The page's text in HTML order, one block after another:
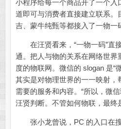
小程序给每一个商品开了一个入
道即可与消费者直接建立联系。
吉、蒙牛纯甄等都接入了一物一
在汪贤看来，“一物一码”直
通。把人与物的关系在网络世界
度的物联网。微信的 slogan 是“
其实是对物理世界的一一映射，
需要的服务和内容。“所以，微
汪贤判断。不管如何物联，最终
张小龙曾说，PC 的入口在搜